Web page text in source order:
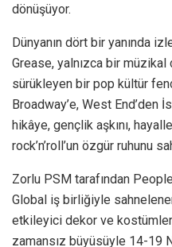
dönüşüyor.
Dünyanın dört bir yanında
Grease, yalnızca bir
sürükleyen bir pop kültür
Broadway’e, West End’den
hikâye, gençlik aşkını,
rock’n’roll’un özgür ruhunu
Zorlu PSM tarafından
Global iş birliğiyle
etkileyici dekor ve
zamansız büyüsüyle 14-19